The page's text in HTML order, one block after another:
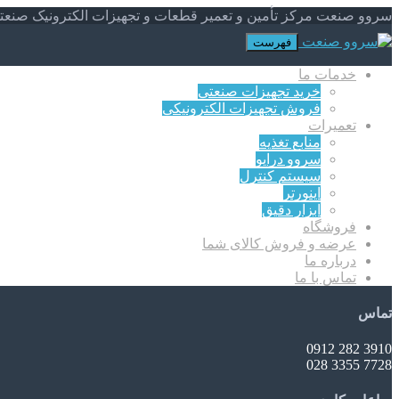
سروو صنعت مرکز تأمین و تعمیر قطعات و تجهیزات الکترونیک
فهرست
خدمات ما
خرید تجهیزات صنعتی
فروش تجهیزات الکترونیکی
تعمیرات
منابع تغذیه
سروو درایو
سیستم کنترل
اینورتر
ابزار دقیق
فروشگاه
عرضه و فروش کالای شما
درباره ما
تماس با ما
تماس
3910 282 0912
7728 3355 028